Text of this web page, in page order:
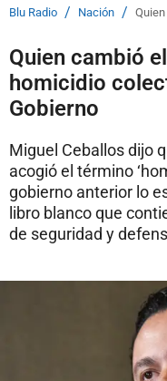
Blu Radio / Nación /
Quien cambió
homicidio
Gobierno
Miguel Ceballos dijo
acogió el término
gobierno anterior lo
libro blanco que
de seguridad y